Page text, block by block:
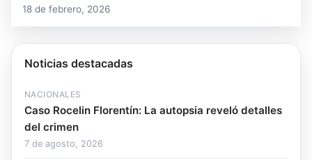
18 de febrero, 2026
Noticias destacadas
NACIONALES
Caso Rocelin Florentín: La autopsia reveló detalles
del crimen
7 de agosto, 2026